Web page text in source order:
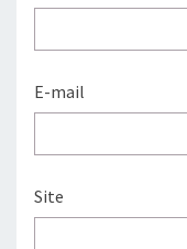
E-mail
Site